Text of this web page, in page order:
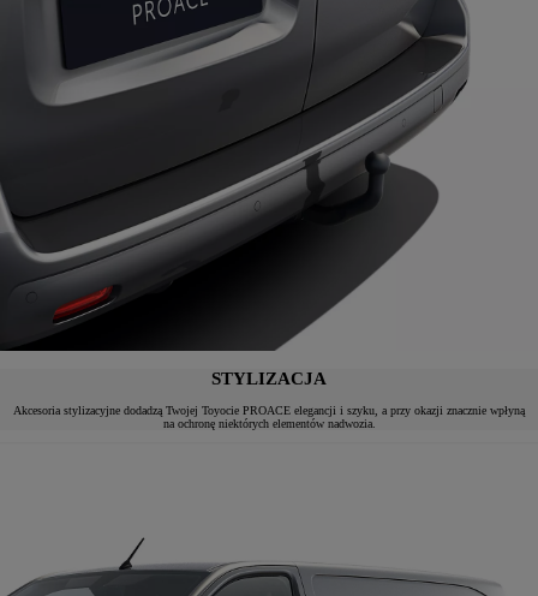
STYLIZACJA
Akcesoria stylizacyjne dodadzą Twojej Toyocie PROACE elegancji i szyku, a przy okazji znacznie wpłyną
na ochronę niektórych elementów nadwozia.